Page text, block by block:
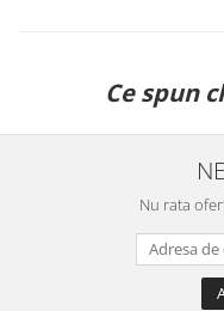
Ce spun
Nu rata